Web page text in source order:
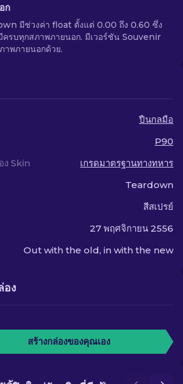
ก
มีช่วงค่า float ตั้งแต่ 0.00 ถึง 0.60 ซึ่ง
ครบทุกสภาพภายนอก. มีเวอร์ชัน Souvenir
าพภายนอกด้วย.
ปืนกลมือ
P90
ง Skin
เกรดมาตรฐานทางทหาร
Teardown
สีสเปรย์
27 พฤศจิกายน 2556
Out with the old, in with the new
อง
สร้างกล่องของคุณเอง